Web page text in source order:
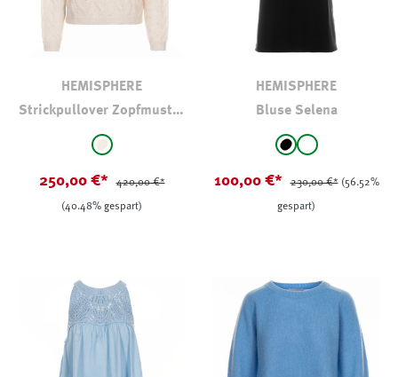
HEMISPHERE
Strickpullover Zopfmuster
auswählen
natur
250,00 €* 420,00 €*
(40.48% gespart)
HEMISPHERE
Bluse Selena
auswählen
schwarz
weiß
100,00 €* 230,00 €* (56.52%
gespart)